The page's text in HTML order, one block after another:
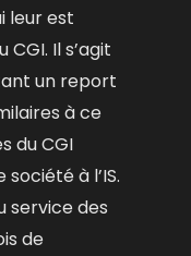
leur est
CGI. Il s’agit
un report
à ce
du CGI
société à l’IS.
service des
de